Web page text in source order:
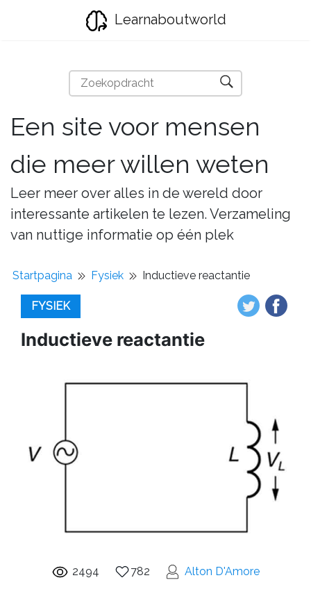
Learnaboutworld
Een site voor mensen
die meer willen weten
Leer meer over alles in de wereld door
interessante artikelen te lezen. Verzameling
van nuttige informatie op één plek
Startpagina Fysiek Inductieve reactantie
FYSIEK
Inductieve reactantie
2494 782 Alton D'Amore